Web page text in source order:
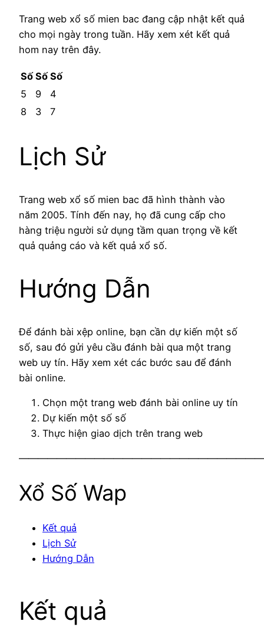
Trang web xổ số mien bac đang cập nhật kết quả
cho mọi ngày trong tuần. Hãy xem xét kết quả
hom nay trên đây.
Số Số Số
5
9
4
8
3 7
Lịch Sử
Trang web xổ số mien bac đã hình thành vào
năm 2005. Tính đến nay, họ đã cung cấp cho
hàng triệu người sử dụng tầm quan trọng về kết
quả quảng cáo và kết quả xổ số.
Hướng Dẫn
Để đánh bài xệp online, bạn cần dự kiến một số
số, sau đó gửi yêu cầu đánh bài qua một trang
web uy tín. Hãy xem xét các bước sau để đánh
bài online.
Chọn một trang web đánh bài online uy tín
Dự kiến một số số
Thực hiện giao dịch trên trang web
Xổ Số Wap
Kết quả
Lịch Sử
Hướng Dẫn
Kết quả